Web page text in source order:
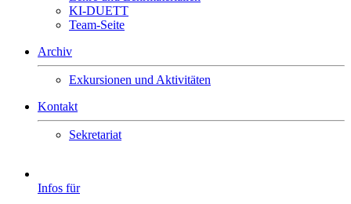
KI-DUETT
Team-Seite
Archiv
Exkursionen und Aktivitäten
Kontakt
Sekretariat
Infos für